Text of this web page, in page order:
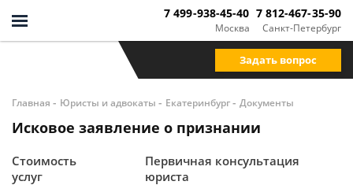
Москва
7 499-938-45-40
Санкт-Петербург
7 812-467-35-90
Задать вопрос
Главная - Юристы и адвокаты - Екатеринбург- Документы
Исковое заявление о признании
Стоимость
услуг
Первичная консультация
юриста